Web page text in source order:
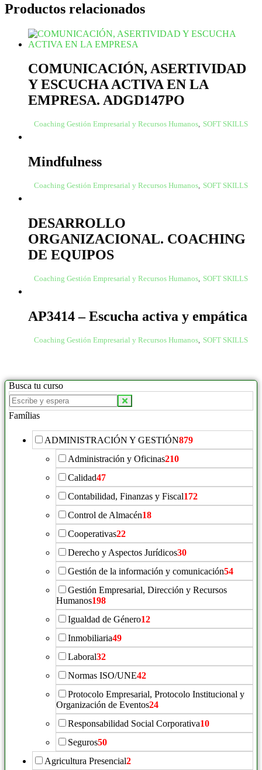
Productos relacionados
COMUNICACIÓN, ASERTIVIDAD
Y ESCUCHA ACTIVA EN LA
EMPRESA. ADGD147PO
Coaching Gestión Empresarial y Recursos Humanos, SOFT SKILLS
Mindfulness
Coaching Gestión Empresarial y Recursos Humanos, SOFT SKILLS
DESARROLLO
ORGANIZACIONAL. COACHING
DE EQUIPOS
Coaching Gestión Empresarial y Recursos Humanos, SOFT SKILLS
AP3414 – Escucha activa y empática
Coaching Gestión Empresarial y Recursos Humanos SOFT SKILLS
Busca tu curso
Famílias
ADMINISTRACIÓN Y GESTIÓN879
Administración y Oficinas210
Calidad47
Contabilidad, Finanzas y Fiscal172
Control de Almacén18
Cooperativas22
Derecho y Aspectos Jurídicos30
Gestión de la información y comunicación54
Gestión Empresarial, Dirección y Recursos
Humanos198
Igualdad de Género12
Inmobiliaria49
Laboral32
Normas ISO/UNE42
Protocolo Empresarial, Protocolo Institucional y
Organización de Eventos24
Responsabilidad Social Corporativa10
Seguros50
Agricultura Presencial2